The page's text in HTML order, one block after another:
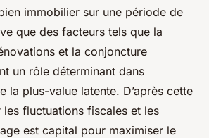
immobilier sur une période de
que des facteurs tels que la
et la conjoncture
un rôle déterminant dans
la plus-value latente. D’après cette
fluctuations fiscales et les
est capital pour maximiser le